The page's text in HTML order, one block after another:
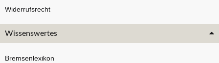
Widerrufsrecht
Wissenswertes
Bremsenlexikon